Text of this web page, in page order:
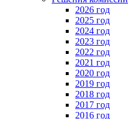
2026 год
2025 год
2024 год
2023 год
2022 год
2021 год
2020 год
2019 год
2018 год
2017 год
2016 год